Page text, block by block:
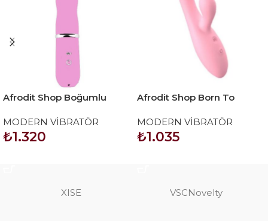
Afrodit Shop Boğumlu
MODERN VİBRATÖR
₺1.320
Afrodit Shop Born To
MODERN VİBRATÖR
₺1.035
XISE VSCNovelty